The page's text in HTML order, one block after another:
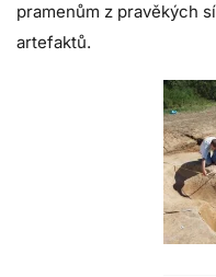
pramenům z pravěkých
artefaktů.